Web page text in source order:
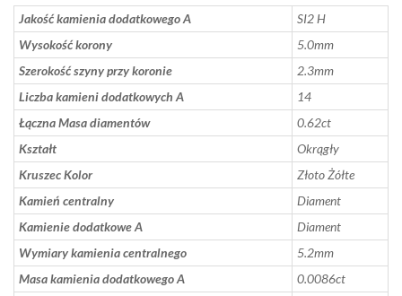
Jakość kamienia dodatkowego A
SI2 H
Wysokość korony
5.0mm
Szerokość szyny przy koronie
2.3mm
Liczba kamieni dodatkowych A
14
Łączna Masa diamentów
0.62ct
Kształt
Okrągły
Kruszec Kolor
Złoto Żółte
Kamień centralny
Diament
Kamienie dodatkowe A
Diament
Wymiary kamienia centralnego
5.2mm
Masa kamienia dodatkowego A
0.0086ct